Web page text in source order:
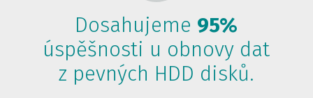
Dosahujeme 95%
úspěšnosti u obnovy dat
z pevných HDD disků.